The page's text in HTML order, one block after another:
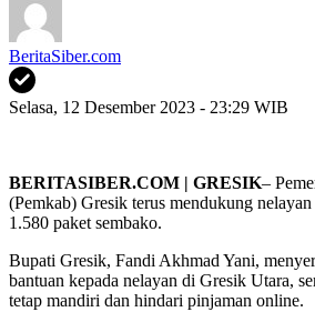
BeritaSiber.com
Selasa, 12 Desember 2023 - 23:29 WIB
BERITASIBER.COM | GRESIK–
(Pemkab) Gresik terus mendukung
1.580 paket sembako.
Bupati Gresik, Fandi Akhmad Yani,
bantuan kepada nelayan di Gresik Utara,
tetap mandiri dan hindari pinjaman online.